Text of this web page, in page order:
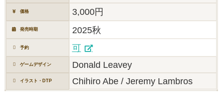
価格 3,000円
発売時期 2025秋
予約 可
ゲームデザイン Donald Leavey
イラスト・DTP Chihiro Abe / Jeremy Lambros